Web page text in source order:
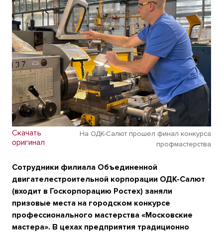
Скачать
оригинал
На ОДК-Салют прошел финал конкурса
профмастерства
Сотрудники филиала Объединенной
двигателестроительной корпорации ОДК-Салют
(входит в Госкорпорацию Ростех) заняли
призовые места на городском конкурсе
профессионального мастерства «Московские
мастера». В цехах предприятия традиционно